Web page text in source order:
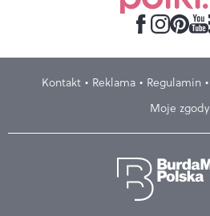
Kontakt Reklama Regulamin
Moje zgody